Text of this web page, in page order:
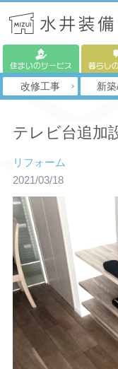
住まいのサービス 暮らし
改修工事 新
テレビ台追加
リフォーム
2021/03/18